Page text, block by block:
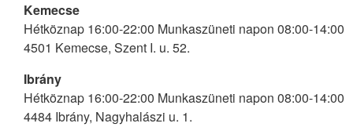
Kemecse
Hétköznap 16:00-22:00 Munkaszüneti napon 08:00-14:00
4501 Kemecse, Szent I. u. 52.
Ibrány
Hétköznap 16:00-22:00 Munkaszüneti napon 08:00-14:00
4484 Ibrány, Nagyhalászi u. 1.